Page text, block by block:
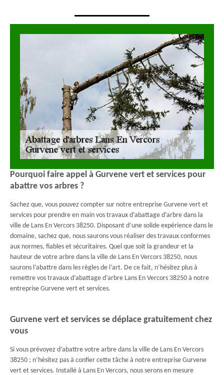
Pourquoi faire appel à Gurvene vert et services pour
abattre vos arbres ?
Sachez que, vous pouvez compter sur notre entreprise Gurvene vert et
services pour prendre en main vos travaux d’abattage d’arbre dans la
ville de Lans En Vercors 38250. Disposant d’une solide expérience dans le
domaine, sachez que, nous saurons vous réaliser des travaux conformes
aux normes, fiables et sécuritaires. Quel que soit la grandeur et la
hauteur de votre arbre dans la ville de Lans En Vercors 38250, nous
saurons l’abattre dans les règles de l’art. De ce fait, n’hésitez plus à
remettre vos travaux d’abattage d’arbre Lans En Vercors 38250 à notre
entreprise Gurvene vert et services.
Gurvene vert et services se déplace gratuitement chez
vous
Si vous prévoyez d’abattre votre arbre dans la ville de Lans En Vercors
38250 ; n’hésitez pas à confier cette tâche à notre entreprise Gurvene
vert et services. Installé à Lans En Vercors, nous serons en mesure